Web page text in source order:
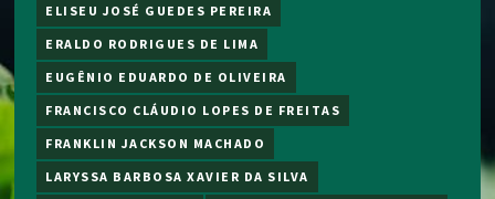
ELISEU JOSÉ GUEDES PEREIRA
ERALDO RODRIGUES DE LIMA
EUGÊNIO EDUARDO DE OLIVEIRA
FRANCISCO CLÁUDIO LOPES DE FREITAS
FRANKLIN JACKSON MACHADO
LARYSSA BARBOSA XAVIER DA SILVA